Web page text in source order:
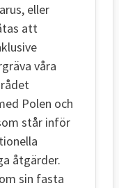
eller
att
våra
Polen och
står inför
åtgärder.
sin fasta